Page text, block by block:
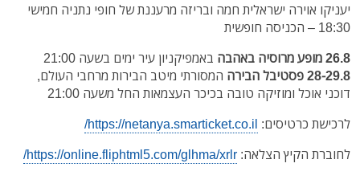
יעניקו אוירה ישראלית חמה ובריזה מרעננת של חופי נתניה חמישי
18:30 – הכניסה חופשית
26.8 מופע מרוסיה באהבה
באמפיקניון עיר ימים בשעה 21:00
28-29.8 פסטיבל הבירה
המסורתי מיטב הבירות מרחבי העולם,
דוכני אוכל ומוזיקה טובה בכיכר העצמאות החל משעה 21:00
לרכישת כרטיסים: https://netanya.smarticket.co.il/
לחוברת הקיץ הצלאה: https://online.fliphtml5.com/glhma/xrlr/